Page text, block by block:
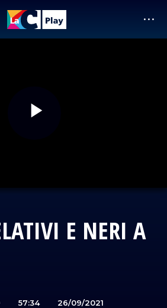
E NERI A
57:34 26/09/2021